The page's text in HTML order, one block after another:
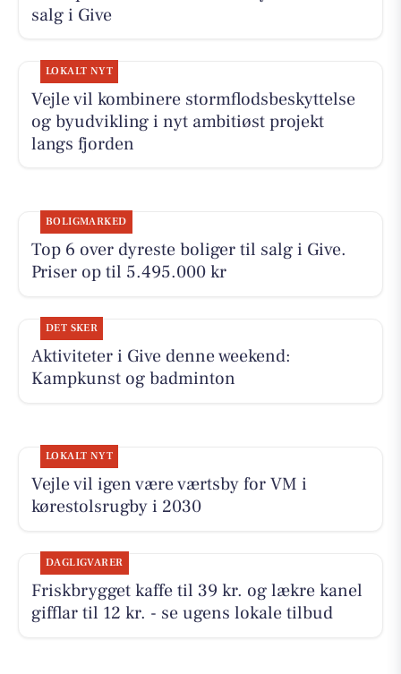
salg i Give
LOKALT NYT
Vejle vil kombinere stormflodsbeskyttelse
og byudvikling i nyt ambitiøst projekt
langs fjorden
BOLIGMARKED
Top 6 over dyreste boliger til salg i Give.
Priser op til 5.495.000 kr
DET SKER
Aktiviteter i Give denne weekend:
Kampkunst og badminton
LOKALT NYT
Vejle vil igen være værtsby for VM i
kørestolsrugby i 2030
DAGLIGVARER
Friskbrygget kaffe til 39 kr. og lækre kanel
gifflar til 12 kr. - se ugens lokale tilbud